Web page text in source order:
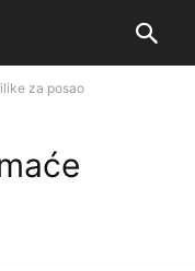
za posao